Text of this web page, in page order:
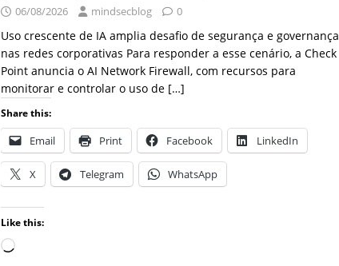
06/08/2026 mindsecblog 0
Uso crescente de IA amplia desafio de segurança e governança
nas redes corporativas Para responder a esse cenário, a Check
Point anuncia o AI Network Firewall, com recursos para
monitorar e controlar o uso de […]
Share this:
Email Print Facebook LinkedIn
X Telegram WhatsApp
Like this: